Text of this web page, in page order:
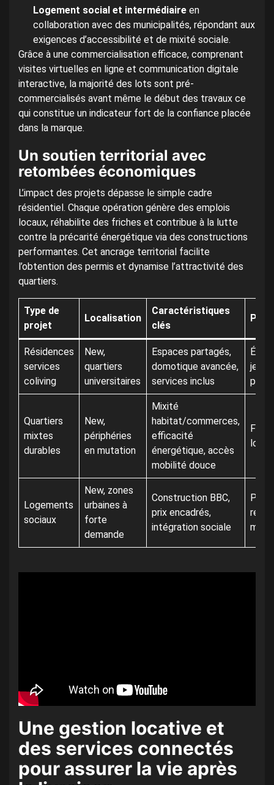
Logement social et intermédiaire en
collaboration avec des municipalités, répondant aux
exigences d’accessibilité et de mixité sociale.
Grâce à une commercialisation efficace, comprenant
visites virtuelles en ligne et communication digitale
interactive, la majorité des lots sont pré-
commercialisés avant même le début des travaux ce
qui constitue un indicateur fort de la confiance placée
dans la marque.
Un soutien territorial avec
retombées économiques
L’impact des projets dépasse le simple cadre
résidentiel. Chaque opération génère des emplois
locaux, réhabilite des friches et contribue à la lutte
contre la précarité énergétique via des constructions
performantes. Cet ancrage territorial facilite
l’obtention des permis et dynamise l’attractivité des
quartiers.
Type de
projet
Localisation
Caractéristiques
clés
Résidences
services
coliving
New,
quartiers
universitaires
Espaces partagés,
domotique avancée,
services inclus
Quartiers
mixtes
durables
New,
périphéries
en mutation
Mixité
habitat/commerces,
efficacité
énergétique, accès
mobilité douce
Logements
sociaux
New, zones
urbaines à
forte
demande
Construction BBC,
prix encadrés,
intégration sociale
Une gestion locative et
des services connectés
pour assurer la vie après